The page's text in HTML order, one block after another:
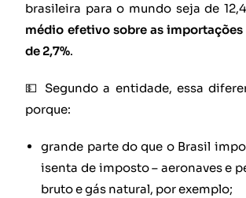
brasileira para o mundo seja de
médio efetivo sobre as importações
de 2,7%.
💵 Segundo a entidade, essa
porque:
grande parte do que o Brasil
isenta de imposto – aeronaves e
bruto e gás natural, por exemplo;